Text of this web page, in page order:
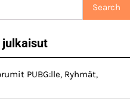
julkaisut
PUBG:lle, Ryhmät,